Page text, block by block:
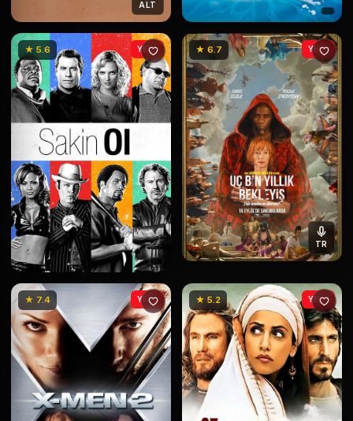
ALT
★ 5.6 YENİ ★ 6.7
TR
YENİ
★ 7.4 YENİ ★ 5.2 YENİ